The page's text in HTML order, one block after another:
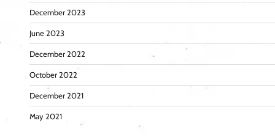
December 2023
June 2023
December 2022
October 2022
December 2021
May 2021